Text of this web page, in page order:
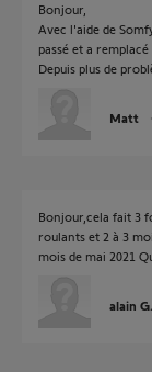
Bonjour,
Avec l'aide de
passé et a remplacé
Depuis plus de
Matt
Bonjour,cela fait 3
roulants et 2 à 3
mois de mai 2021
alain G.